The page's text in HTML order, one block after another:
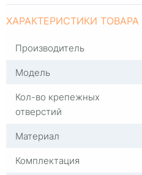
ХАРАКТЕРИСТИКИ ТОВАРА
Производитель
Модель
Кол-во крепежных
отверстий
Материал
Комплектация